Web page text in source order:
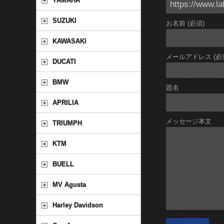
お名前 (必須)
メールアドレス (必
題名
メッセージ本文
SUZUKI
KAWASAKI
DUCATI
BMW
APRILIA
TRIUMPH
KTM
BUELL
MV Agusta
Harley Davidson